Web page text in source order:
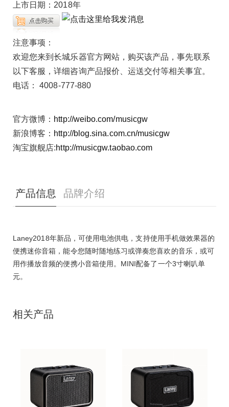
上市日期： 2018年
注意事项：
欢迎您来到长城乐器官方网站，购买该产品，事先联系
以下客服，详细咨询产品报价、运送交付等相关事宜。
电话： 4008-777-880
官方微博： http://weibo.com/musicgw
新浪博客： http://blog.sina.com.cn/musicgw
淘宝旗舰店:http://musicgw.taobao.com
产品信息 品牌介绍
Laney2018年新品，可使用电池供电，支持使用手机做效果器的
便携迷你音箱，能令您随时随地练习或弹奏您喜欢的音乐，或可
用作播放音频的便携小音箱使用。 MINI配备了一个3寸喇叭单
元。
相关产品